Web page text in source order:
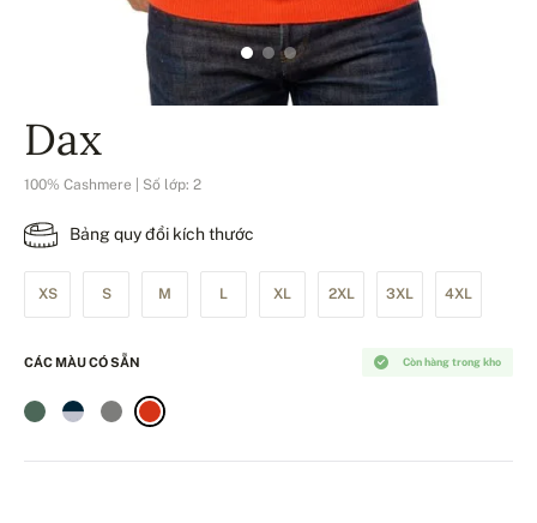
Dax
100% Cashmere | Số lớp: 2
Bảng quy đổi kích thước
XS S M L XL 2XL 3XL 4XL
Còn hàng trong kho
CÁC MÀU CÓ SẴN